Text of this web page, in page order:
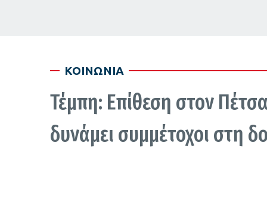
ΚΟΙΝΩΝΙΑ
Τέμπη: Επίθεση στον
δυνάμει συμμέτοχοι στη